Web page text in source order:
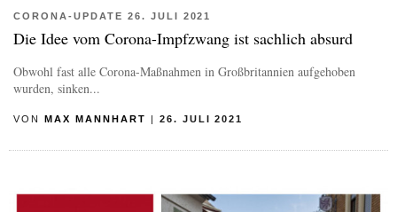
CORONA-UPDATE 26. JULI 2021
Die Idee vom Corona-Impfzwang ist sachlich absurd
Obwohl fast alle Corona-Maßnahmen in Großbritannien aufgehoben
wurden, sinken...
VON MAX MANNHART | 26. JULI 2021